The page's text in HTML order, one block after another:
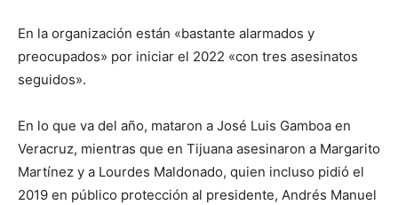
En la organización están «bastante alarmados y
preocupados» por iniciar el 2022 «con tres asesinatos
seguidos».
En lo que va del año, mataron a José Luis Gamboa en
Veracruz, mientras que en Tijuana asesinaron a Margarito
Martínez y a Lourdes Maldonado, quien incluso pidió el
2019 en público protección al presidente, Andrés Manuel